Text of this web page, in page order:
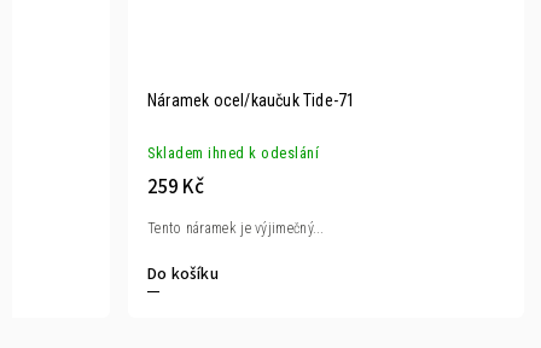
Náramek ocel/kaučuk Tide-71
Skladem ihned k odeslání
259 Kč
Do košíku
Tento náramek je výjimečný...